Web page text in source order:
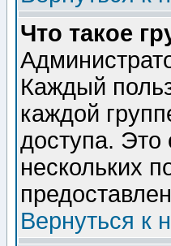
Что такое
Каждый
каждой
доступа. Это
нескольких
Вернуться к